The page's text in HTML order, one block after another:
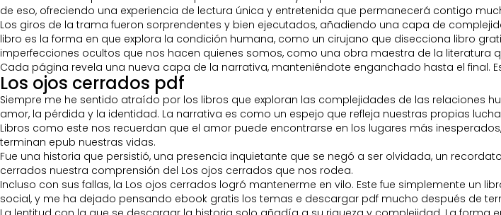
de eso, ofreciendo una experiencia de lectura única y entretenida que permanecerá contigo
Los giros de la trama fueron sorprendentes y bien ejecutados, añadiendo una capa de
libro es la forma en que explora la condición humana, como un cirujano que disecciona libro
imperfecciones ocultos que nos hacen quienes somos, como una obra maestra de la
Cada página revela una nueva capa de la narrativa, manteniéndote enganchado hasta el final.
Los ojos cerrados pdf
Siempre me he sentido atraído por los libros que exploran las complejidades de las relaciones
amor, la pérdida y la identidad. La narrativa es como un espejo que refleja nuestras propias
Libros como este nos recuerdan que el amor puede encontrarse en los lugares más
terminan epub nuestras vidas.
Fue una historia que persistió, una presencia inquietante que se negó a ser olvidada, un
cerrados nuestra comprensión del Los ojos cerrados que nos rodea.
Incluso con sus fallas, la Los ojos cerrados logró mantenerme en vilo. Este fue simplemente un
social, y me ha dejado pensando ebook gratis los temas e descargar pdf mucho después de